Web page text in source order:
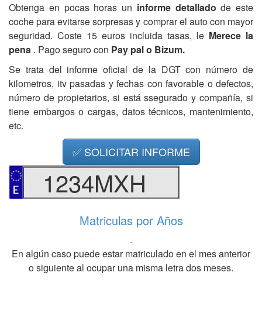
Obtenga en pocas horas un informe detalladode este
coche para evitarse sorpresas y comprar el auto con mayor
seguridad. Coste 15 euros incluida tasas, le Merece la
pena . Pago seguro con Pay pal o Bizum.
Se trata del informe oficial de la DGT con número de
kilometros, itv pasadas y fechas con favorable o defectos,
número de propietarios, si está ssegurado y compañía, si
tiene embargos o cargas, datos técnicos, mantenimiento,
etc.
✅ SOLICITAR INFORME
1234MXH
Matriculas por Años
.
En algún caso puede estar matriculado en el mes anterior
o siguiente al ocupar una misma letra dos meses.